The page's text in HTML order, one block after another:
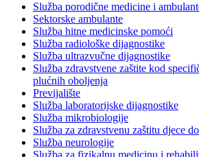
Služba porodične medicine i
Sektorske ambulante
Služba hitne medicinske pomoći
Služba radiološke dijagnostike
Služba ultrazvučne dijagnostike
Služba zdravstvene zaštite kod
plućnih oboljenja
Previjalište
Služba laboratorijske dijagnostike
Služba mikrobiologije
Služba za zdravstvenu zaštitu djece
Služba neurologije